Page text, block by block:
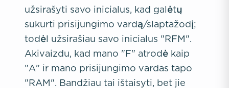
užsirašyti savo inicialus, kad galėtų
sukurti prisijungimo vardą/slaptažodį;
todėl užsirašiau savo inicialus "RFM".
Akivaizdu, kad mano "F" atrodė kaip
"A" ir mano prisijungimo vardas tapo
"RAM". Bandžiau tai ištaisyti, bet jie